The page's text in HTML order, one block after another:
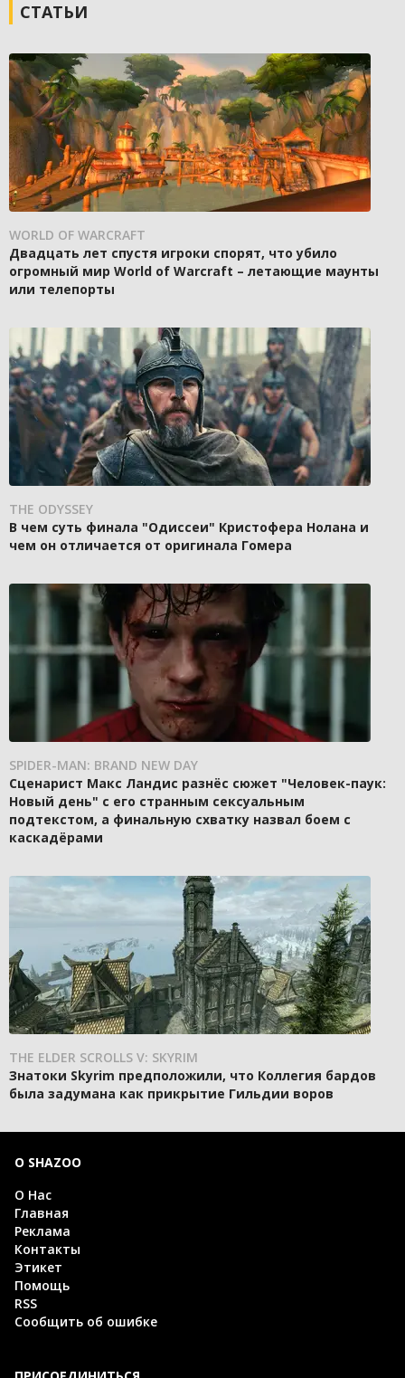
СТАТЬИ
WORLD OF WARCRAFT
Двадцать лет спустя игроки спорят, что убило
огромный мир World of Warcraft – летающие маунты
или телепорты
THE ODYSSEY
В чем суть финала "Одиссеи" Кристофера Нолана и
чем он отличается от оригинала Гомера
SPIDER-MAN: BRAND NEW DAY
Сценарист Макс Ландис разнёс сюжет "Человек-паук:
Новый день" с его странным сексуальным
подтекстом, а финальную схватку назвал боем с
каскадёрами
THE ELDER SCROLLS V: SKYRIM
Знатоки Skyrim предположили, что Коллегия бардов
была задумана как прикрытие Гильдии воров
О SHAZOO
О Нас
Главная
Реклама
Контакты
Этикет
Помощь
RSS
Сообщить об ошибке